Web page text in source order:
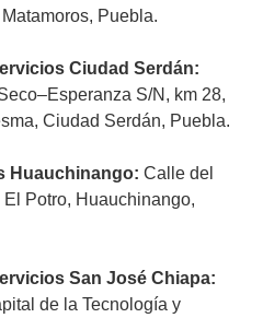
Puebla.
Ciudad Serdán:
S/N, km 28,
Ciudad Serdán, Puebla.
Huauchinango: Calle del
Potro, Huauchinango,
San José Chiapa:
de la Tecnología y